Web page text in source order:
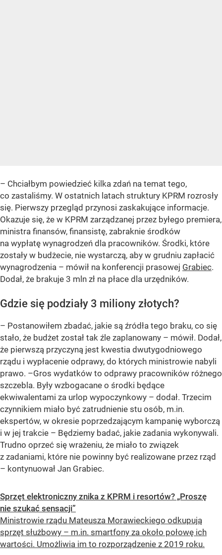
– Chciałbym powiedzieć kilka zdań na temat tego,
co zastaliśmy. W ostatnich latach struktury KPRM rozrosły
się. Pierwszy przegląd przynosi zaskakujące informacje.
Okazuje się, że w KPRM zarządzanej przez byłego premiera,
ministra finansów, finansistę, zabraknie środków
na wypłatę wynagrodzeń dla pracowników. Środki, które
zostały w budżecie, nie wystarczą, aby w grudniu zapłacić
wynagrodzenia – mówił na konferencji prasowej Grabiec.
Dodał, że brakuje 3 mln zł na płace dla urzędników.
Gdzie się podziały 3 miliony złotych?
– Postanowiłem zbadać, jakie są źródła tego braku, co się
stało, że budżet został tak źle zaplanowany – mówił. Dodał,
że pierwszą przyczyną jest kwestia dwutygodniowego
rządu i wypłacenie odprawy, do których ministrowie nabyli
prawo. –Gros wydatków to odprawy pracowników różnego
szczebla. Były wzbogacane o środki będące
ekwiwalentami za urlop wypoczynkowy – dodał. Trzecim
czynnikiem miało być zatrudnienie stu osób, m.in.
ekspertów, w okresie poprzedzającym kampanię wyborczą
i w jej trakcie – Będziemy badać, jakie zadania wykonywali.
Trudno oprzeć się wrażeniu, że miało to związek
z zadaniami, które nie powinny być realizowane przez rząd
– kontynuował Jan Grabiec.
Sprzęt elektroniczny znika z KPRM i resortów? „Proszę
nie szukać sensacji”
Ministrowie rządu Mateusza Morawieckiego odkupują
sprzęt służbowy – m.in. smartfony za około połowę ich
wartości. Umożliwia im to rozporządzenie z 2019 roku.